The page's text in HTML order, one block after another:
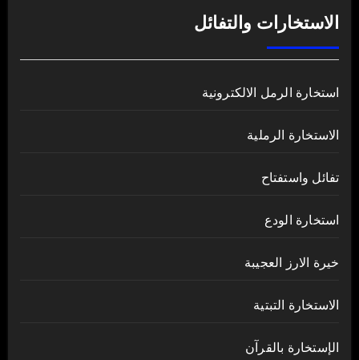
الاستخارات والتفائل
استخارة الرمل الالكترونية
الاستخارة الرملية
تفائل واستفتاح
استخارة الودع
خيرة الارز العجيبة
الاستخارة التبتية
الإستخارة بالقرآن